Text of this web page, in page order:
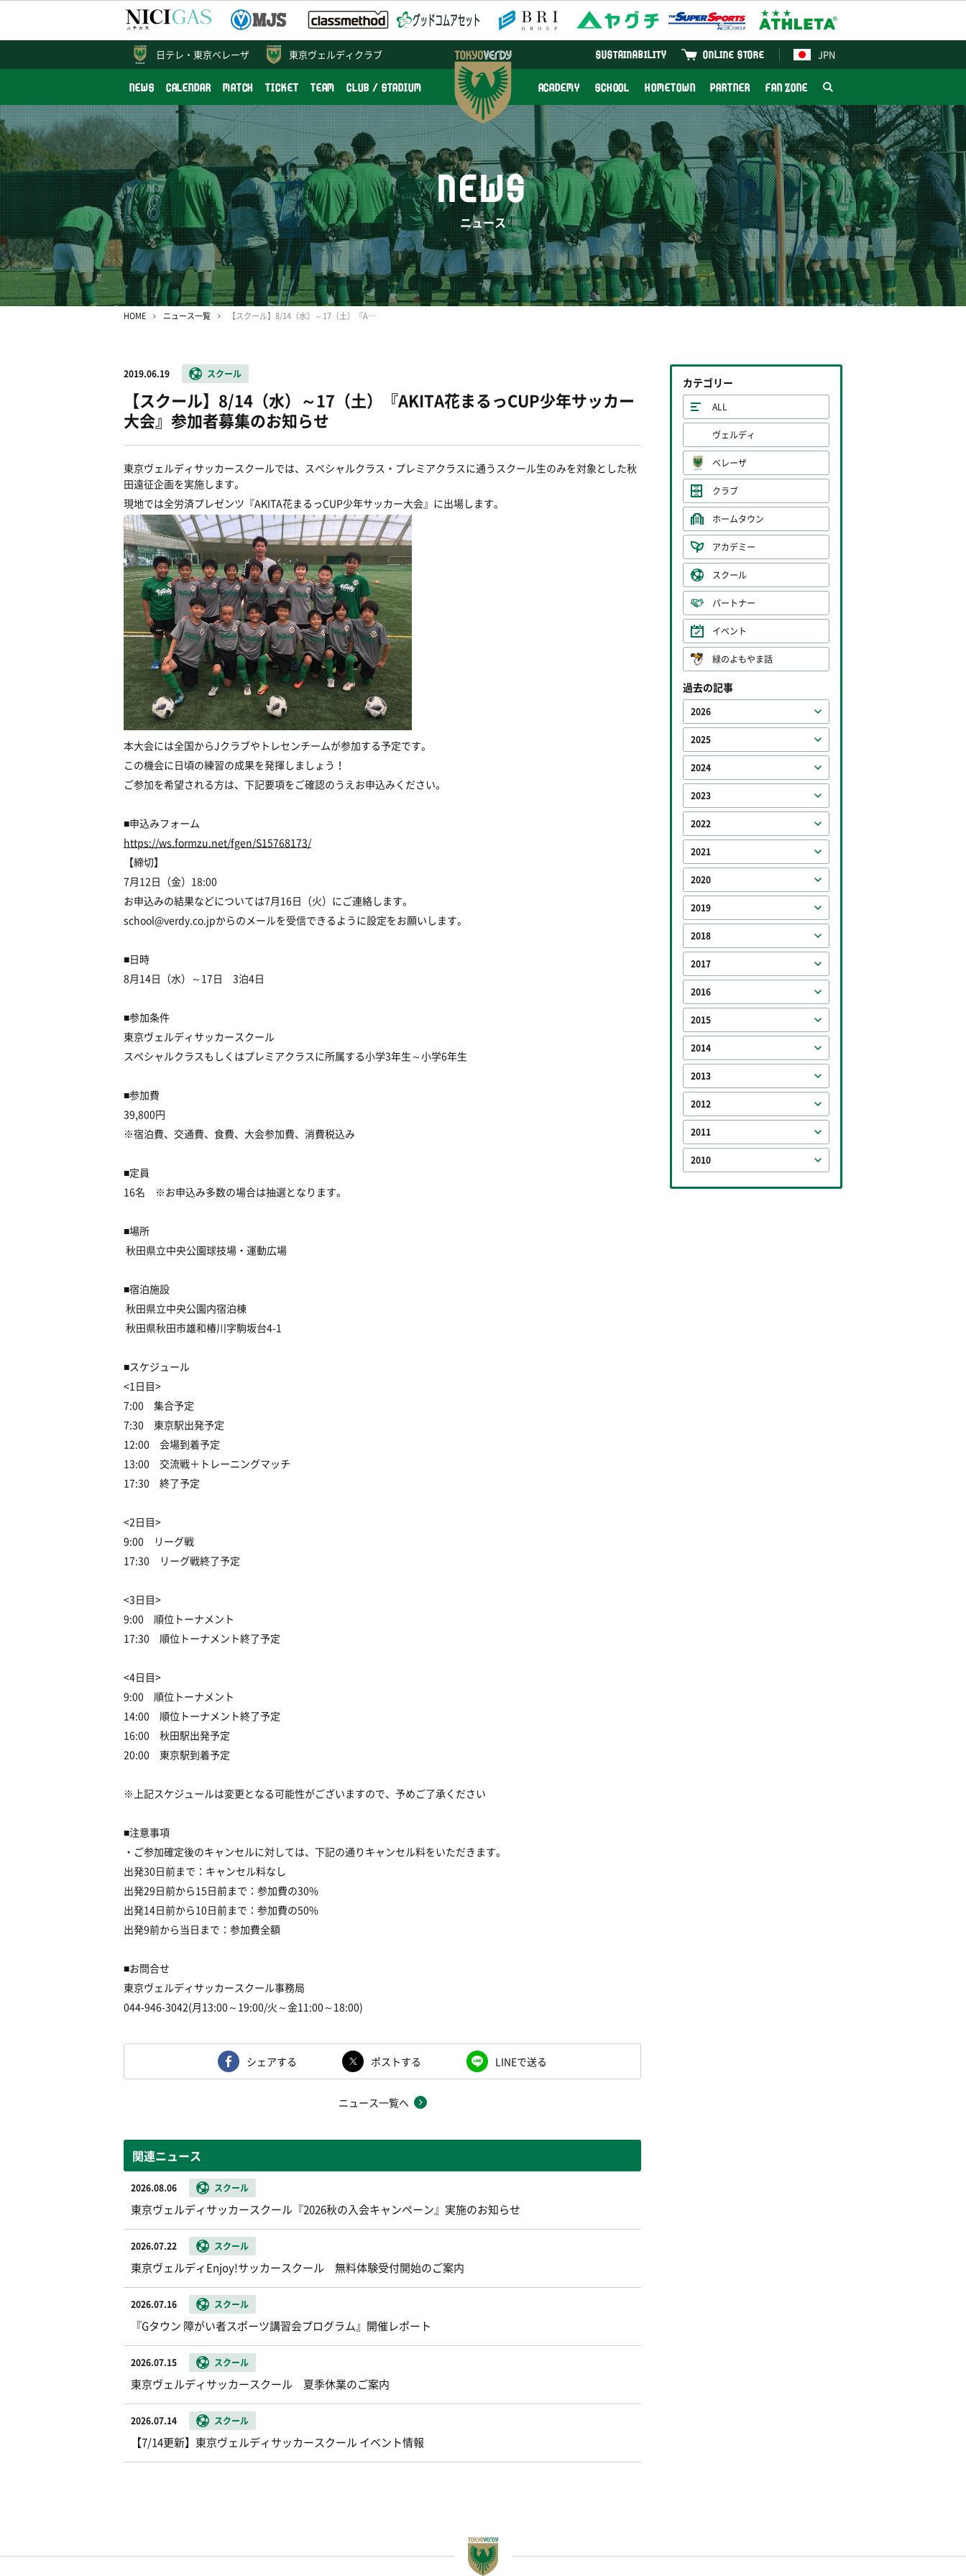
東京ヴェルディクラブ JPN
ONLINE STORE
SUSTAINABILITY
NEWS CALENDAR MATCH TICKET TEAM CLUB / STADIUM ACADEMY SCHOOL HOMETOWN PARTNER FAN ZONE
日テレ・ 東京ベレーザ
NEWS
ニュース
HOME ニュース一覧 【スクール】8/14（水）～17（土）『AKITA花まるっCUP少年サッカー大会』参加者募集のお知らせ
2019.06.19 スクール
【スクール】8/14（水）～17（土）『AKITA花まるっCUP少年サッカー
大会』参加者募集のお知らせ
東京ヴェルディサッカースクールでは、スペシャルクラス・プレミアクラスに通うスクール生のみを対象とした秋
田遠征企画を実施します。
現地では全労済プレゼンツ『AKITA花まるっCUP少年サッカー大会』に出場します。
本大会には全国からJクラブやトレセンチームが参加する予定です。
この機会に日頃の練習の成果を発揮しましょう！
ご参加を希望される方は、下記要項をご確認のうえお申込みください。
■申込みフォーム
https://ws.formzu.net/fgen/S15768173/
【締切】
7月12日（金）18:00
お申込みの結果などについては7月16日（火）にご連絡します。
school@verdy.co.jpからのメールを受信できるように設定をお願いします。
■日時
8月14日（水）～17日 3泊4日
■参加条件
東京ヴェルディサッカースクール
スペシャルクラスもしくはプレミアクラスに所属する小学3年生～小学6年生
■参加費
39,800円
※宿泊費、交通費、食費、大会参加費、消費税込み
■定員
16名 ※お申込み多数の場合は抽選となります。
■場所
秋田県立中央公園球技場・運動広場
■宿泊施設
秋田県立中央公園内宿泊棟
秋田県秋田市雄和椿川字駒坂台4-1
■スケジュール
<1日目>
7:00 集合予定
7:30 東京駅出発予定
12:00 会場到着予定
13:00 交流戦＋トレーニングマッチ
17:30 終了予定
<2日目>
9:00 リーグ戦
17:30 リーグ戦終了予定
<3日目>
9:00 順位トーナメント
17:30 順位トーナメント終了予定
<4日目>
9:00 順位トーナメント
14:00 順位トーナメント終了予定
16:00 秋田駅出発予定
20:00 東京駅到着予定
※上記スケジュールは変更となる可能性がございますので、予めご了承ください
■注意事項
・ご参加確定後のキャンセルに対しては、下記の通りキャンセル料をいただきます。
出発30日前まで：キャンセル料なし
出発29日前から15日前まで：参加費の30%
出発14日前から10日前まで：参加費の50%
出発9前から当日まで：参加費全額
■お問合せ
東京ヴェルディサッカースクール事務局
044-946-3042(月13:00～19:00/火～金11:00～18:00)
シェアする ポストする LINEで送る
ニュース一覧へ
関連ニュース
2026.08.06 スクール
東京ヴェルディサッカースクール『2026秋の入会キャンペーン』実施のお知らせ
2026.07.22 スクール
東京ヴェルディEnjoy!サッカースクール 無料体験受付開始のご案内
2026.07.16 スクール
『Gタウン 障がい者スポーツ講習会プログラム』開催レポート
2026.07.15 スクール
東京ヴェルディサッカースクール 夏季休業のご案内
2026.07.14 スクール
【7/14更新】東京ヴェルディサッカースクール イベント情報
カテゴリー
ALL
ヴェルディ
ベレーザ
クラブ
ホームタウン
アカデミー
スクール
パートナー
イベント
緑のよもやま話
過去の記事
2026
2025
2024
2023
2022
2021
2020
2019
2018
2017
2016
2015
2014
2013
2012
2011
2010